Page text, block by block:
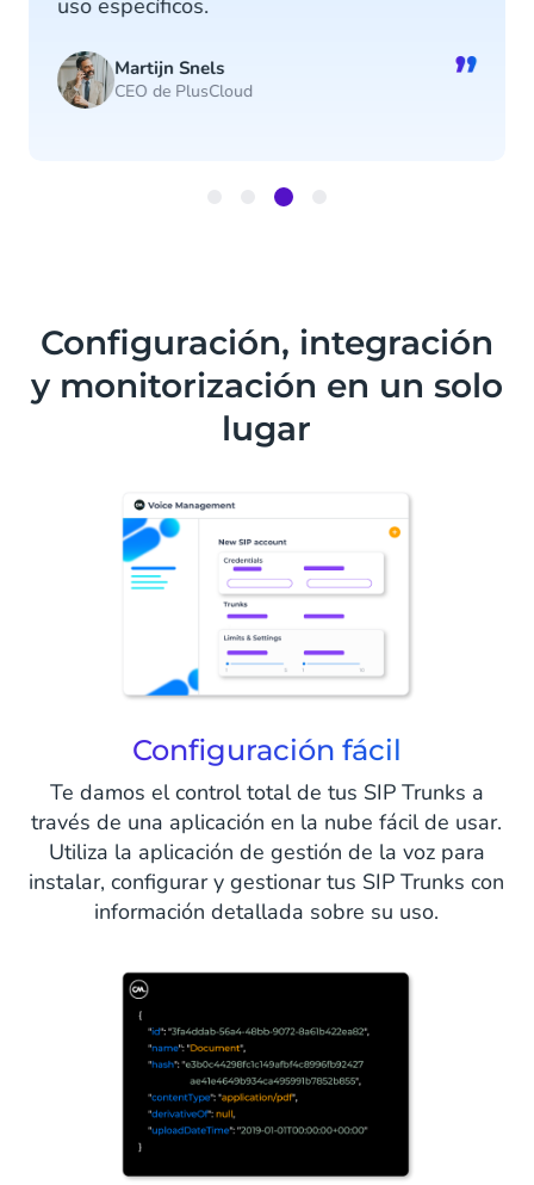
Martijn Snels
CEO de PlusCloud ”
Configuración, integración
y monitorización en un solo
lugar
Configuración fácil
Te damos el control total de tus SIP Trunks a
través de una aplicación en la nube fácil de usar.
Utiliza la aplicación de gestión de la voz para
instalar, configurar y gestionar tus SIP Trunks con
información detallada sobre su uso.